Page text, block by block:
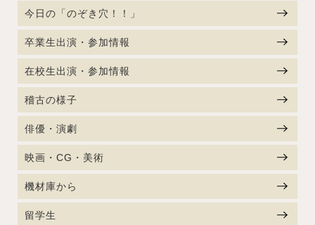
今日の「のぞき穴！！」
卒業生出演・参加情報
在校生出演・参加情報
稽古の様子
俳優・演劇
映画・CG・美術
機材庫から
留学生